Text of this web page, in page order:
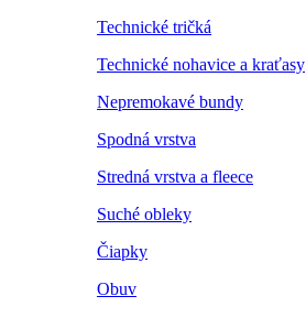
Technické tričká
Technické nohavice a kraťasy
Nepremokavé bundy
Spodná vrstva
Stredná vrstva a fleece
Suché obleky
Čiapky
Obuv